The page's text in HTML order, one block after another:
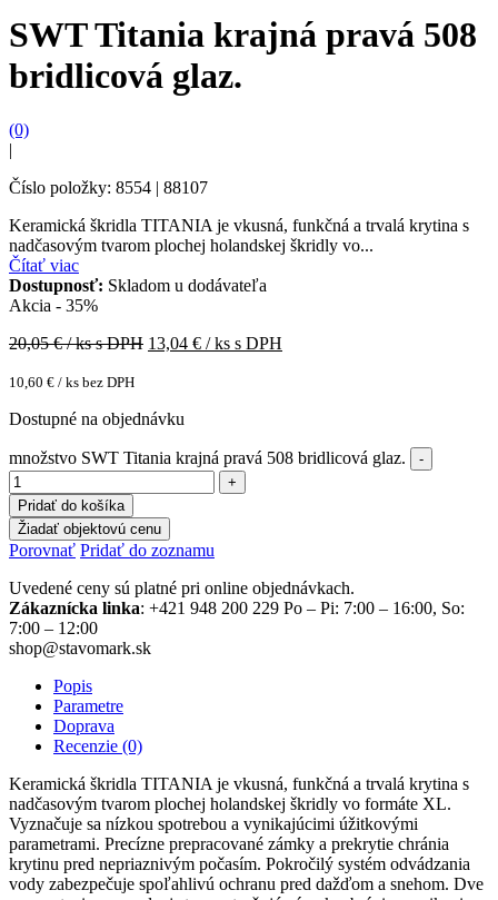
SWT Titania krajná pravá 508
bridlicová glaz.
(0)
|
Číslo položky: 8554 | 88107
Keramická škridla TITANIA je vkusná, funkčná a trvalá krytina s
nadčasovým tvarom plochej holandskej škridly vo...
Čítať viac
Dostupnosť: Skladom u dodávateľa
Akcia - 35%
20,05€ / ks s DPH 13,04 € / ks s DPH
10,60 € / ks bez DPH
Dostupné na objednávku
množstvo SWT Titania krajná pravá 508 bridlicová glaz.
Pridať do košíka
Žiadať objektovú cenu
Porovnať Pridať do zoznamu
Uvedené ceny sú platné pri online objednávkach.
Zákaznícka linka: +421 948 200 229 Po – Pi: 7:00 – 16:00, So:
7:00 – 12:00
shop@stavomark.sk
Popis
Parametre
Doprava
Recenzie (0)
Keramická škridla TITANIA je vkusná, funkčná a trvalá krytina s
nadčasovým tvarom plochej holandskej škridly vo formáte XL.
Vyznačuje sa nízkou spotrebou a vynikajúcimi úžitkovými
parametrami. Precízne prepracované zámky a prekrytie chránia
krytinu pred nepriaznivým počasím. Pokročilý systém odvádzania
vody zabezpečuje spoľahlivú ochranu pred dažďom a snehom. Dve